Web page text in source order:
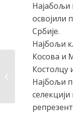
Најабољи
освојили
Србије.
Најбољи
Косова и
Костолцу
Најбољи
Пројекат СВИ
ГРАЂАНИ ТОПОЛЕ –
ЈЕДНАКИ И...